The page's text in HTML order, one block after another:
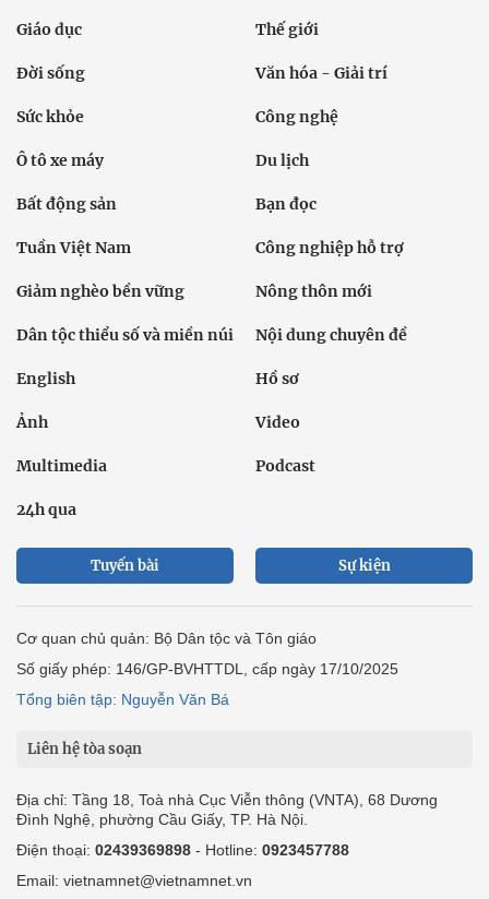
Giáo dục Thế giới
Đời sống Văn hóa - Giải trí
Sức khỏe Công nghệ
Ô tô xe máy Du lịch
Bất động sản Bạn đọc
Tuần Việt Nam Công nghiệp hỗ trợ
Giảm nghèo bền vững Nông thôn mới
Dân tộc thiểu số và miền núi Nội dung chuyên đề
English Hồ sơ
Ảnh Video
Multimedia Podcast
24h qua
Tuyến bài Sự kiện
Cơ quan chủ quản: Bộ Dân tộc và Tôn giáo
Số giấy phép: 146/GP-BVHTTDL, cấp ngày 17/10/2025
Tổng biên tập: Nguyễn Văn Bá
Liên hệ tòa soạn
Địa chỉ: Tầng 18, Toà nhà Cục Viễn thông (VNTA), 68 Dương
Đình Nghệ, phường Cầu Giấy, TP. Hà Nội.
Điện thoại: 02439369898 - Hotline: 0923457788
Email: vietnamnet@vietnamnet.vn